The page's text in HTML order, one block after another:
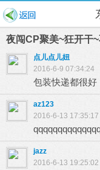
夜闯CP聚美~狂开干
点儿点儿妞
2016-6-9 07:34:24
包装快递都很
az123
2016-6-13 17:35:17
jazz
2016-6-13 19:25:02